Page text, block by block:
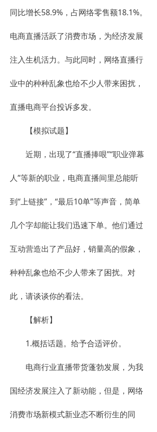
同比增长58.9%，占网络零售额18.1%。
电商直播活跃了消费市场，为经济发展
注入生机活力。与此同时，网络直播行
业中的种种乱象也给不少人带来困扰，
直播电商平台投诉多发。
【模拟试题】
近期，出现了“直播捧哏”“职业弹幕
人”等新的职业，电商直播间里总能听
到“上链接”，“最后10单”等声音，简单
几个字却能让我们迅速下单。他们通过
互动营造出了产品好，销量高的假象，
种种乱象也给不少人带来了困扰。对
此，请谈谈你的看法。
【解析】
1.概括话题。给予合适评价。
电商行业直播带货蓬勃发展，为我
国经济发展注入了新动能，但是，网络
消费市场新模式新业态不断衍生的同